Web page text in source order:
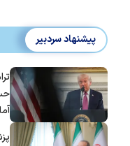
پیشنهاد سردبیر